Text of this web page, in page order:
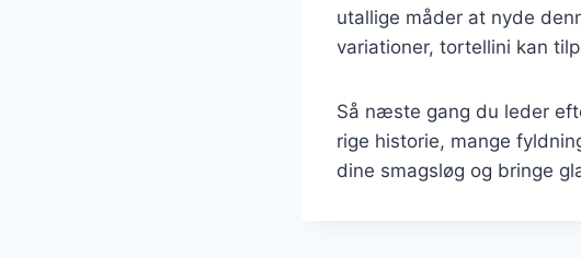
utallige måder at nyde
variationer, tortellini kan
Så næste gang du leder
rige historie, mange
dine smagsløg og bringe